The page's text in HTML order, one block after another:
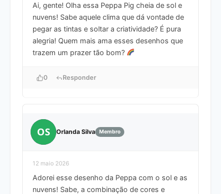
Ai, gente! Olha essa Peppa Pig cheia de sol e
nuvens! Sabe aquele clima que dá vontade de
pegar as tintas e soltar a criatividade? É pura
alegria! Quem mais ama esses desenhos que
trazem um prazer tão bom?
0 Responder
OS Orlanda Silva Membro
12 maio 2026
Adorei esse desenho da Peppa com o sol e as
nuvens! Sabe, a combinação de cores e